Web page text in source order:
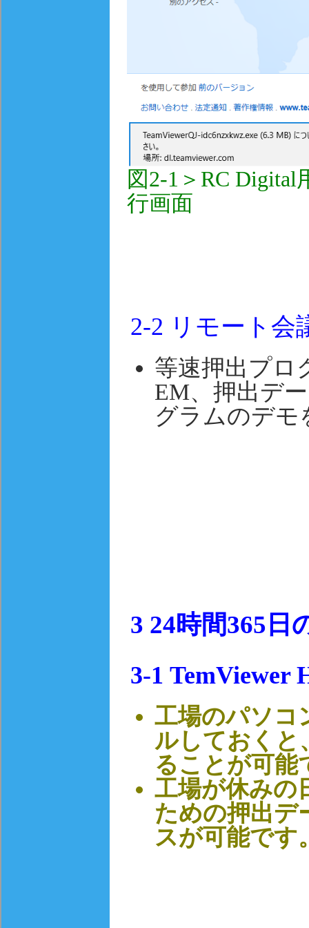
図2-1＞RC Digital
行画面
2-2 リモート会
等速押出プロ
EM、押出デ
グラムのデモ
3 24時間365日
3-1 TemViewer
工場のパソコ
ルしておくと
ることが可能
工場が休みの
ための押出デ
スが可能です